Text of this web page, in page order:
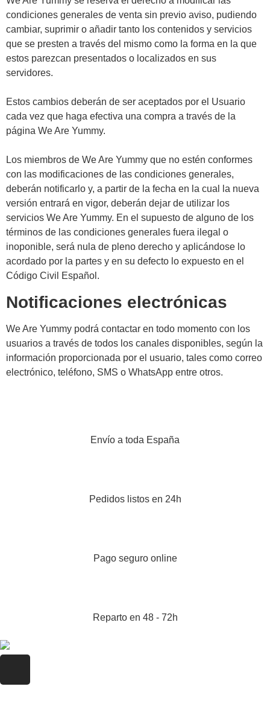
condiciones generales de venta sin previo aviso, pudiendo
cambiar, suprimir o añadir tanto los contenidos y servicios
que se presten a través del mismo como la forma en la que
estos parezcan presentados o localizados en sus
servidores.
Estos cambios deberán de ser aceptados por el Usuario
cada vez que haga efectiva una compra a través de la
página We Are Yummy.
Los miembros de We Are Yummy que no estén conformes
con las modificaciones de las condiciones generales,
deberán notificarlo y, a partir de la fecha en la cual la nueva
versión entrará en vigor, deberán dejar de utilizar los
servicios We Are Yummy. En el supuesto de alguno de los
términos de las condiciones generales fuera ilegal o
inoponible, será nula de pleno derecho y aplicándose lo
acordado por la partes y en su defecto lo expuesto en el
Código Civil Español.
Notificaciones electrónicas
We Are Yummy podrá contactar en todo momento con los
usuarios a través de todos los canales disponibles, según la
información proporcionada por el usuario, tales como correo
electrónico, teléfono, SMS o WhatsApp entre otros.
Envío a toda España
Pedidos listos en 24h
Pago seguro online
Reparto en 48 - 72h